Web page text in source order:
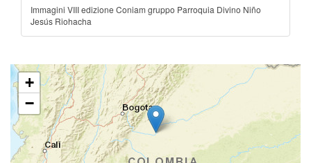
Immagini VIII edizione Coniam gruppo Parroquia Divino Niño
Jesús Riohacha
+
−